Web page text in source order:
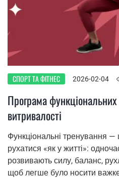
СПОРТ ТА ФІТНЕС 2026-02-04
Програма
витривалості
Функціональні тренування —
рухатися «як у житті»:
розвивають силу, баланс,
щоб легше було носити